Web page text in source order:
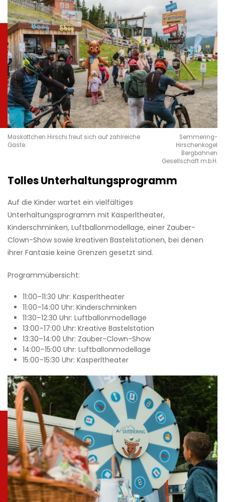
Maskottchen Hirschi freut sich auf zahlreiche
Gäste.
Semmering-
Hirschenkogel
Bergbahnen
Gesellschaft m.b.H.
Tolles Unterhaltungsprogramm
Auf die Kinder wartet ein vielfältiges
Unterhaltungsprogramm mit Kasperltheater,
Kinderschminken, Luftballonmodellage, einer Zauber-
Clown-Show sowie kreativen Bastelstationen, bei denen
ihrer Fantasie keine Grenzen gesetzt sind.
Programmübersicht:
11:00–11:30 Uhr: Kasperltheater
11:00–14:00 Uhr: Kinderschminken
11:30–12:30 Uhr: Luftballonmodellage
13:00–17:00 Uhr: Kreative Bastelstation
13:30–14:00 Uhr: Zauber-Clown-Show
14:00–15:00 Uhr: Luftballonmodellage
15:00–15:30 Uhr: Kasperltheater